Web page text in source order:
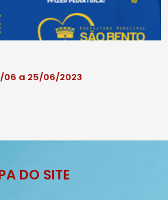
06 a 25/06/2023
DO SITE